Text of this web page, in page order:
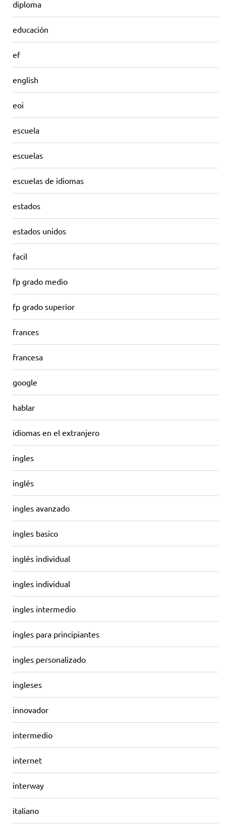
diploma
educación
ef
english
eoi
escuela
escuelas
escuelas de idiomas
estados
estados unidos
facil
fp grado medio
fp grado superior
frances
francesa
google
hablar
idiomas en el extranjero
ingles
inglés
ingles avanzado
ingles basico
inglés individual
ingles individual
ingles intermedio
ingles para principiantes
ingles personalizado
ingleses
innovador
intermedio
internet
interway
italiano